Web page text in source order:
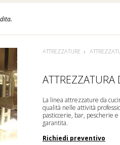
ATTREZZATURE
ATTREZZATURA
La linea attrezzature da
qualità nelle attività
pasticcerie, bar, pescherie
garantita.
Richiedi preventivo